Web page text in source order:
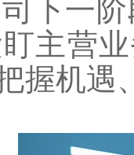
下一
主营
握机